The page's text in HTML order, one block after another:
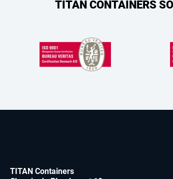
TITAN CONTAINERS
TITAN Containers